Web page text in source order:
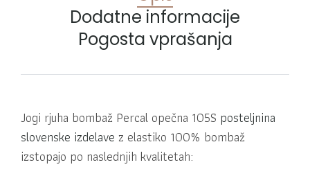
Dodatne informacije
Pogosta vprašanja
Jogi rjuha bombaž Percal opečna 105S posteljnina
slovenske izdelave z elastiko 100% bombaž
izstopajo po naslednjih kvalitetah: